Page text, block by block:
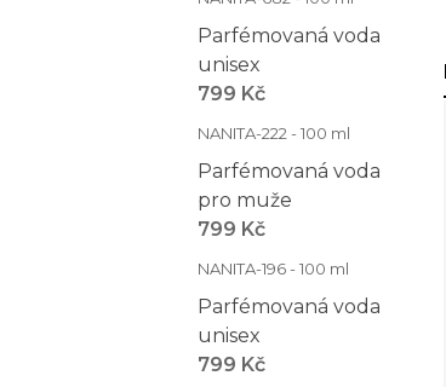
Parfémovaná voda
unisex
799 Kč
NANITA-222 - 100 ml
Parfémovaná voda
pro muže
799 Kč
NANITA-196 - 100 ml
Parfémovaná voda
unisex
799 Kč